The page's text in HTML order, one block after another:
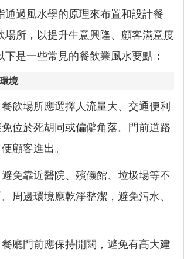
通過風水學的原理來布置和設計餐
場所，以提升生意興隆、顧客滿意度
下是一些常見的餐飲業風水要點：
境
餐飲場所應選擇人流量大、交通便利
位於死胡同或偏僻角落。門前道路
顧客進出。
免靠近醫院、殯儀館、垃圾場等不
周邊環境應乾淨整潔，避免污水、
餐廳門前應保持開闊，避免有高大建